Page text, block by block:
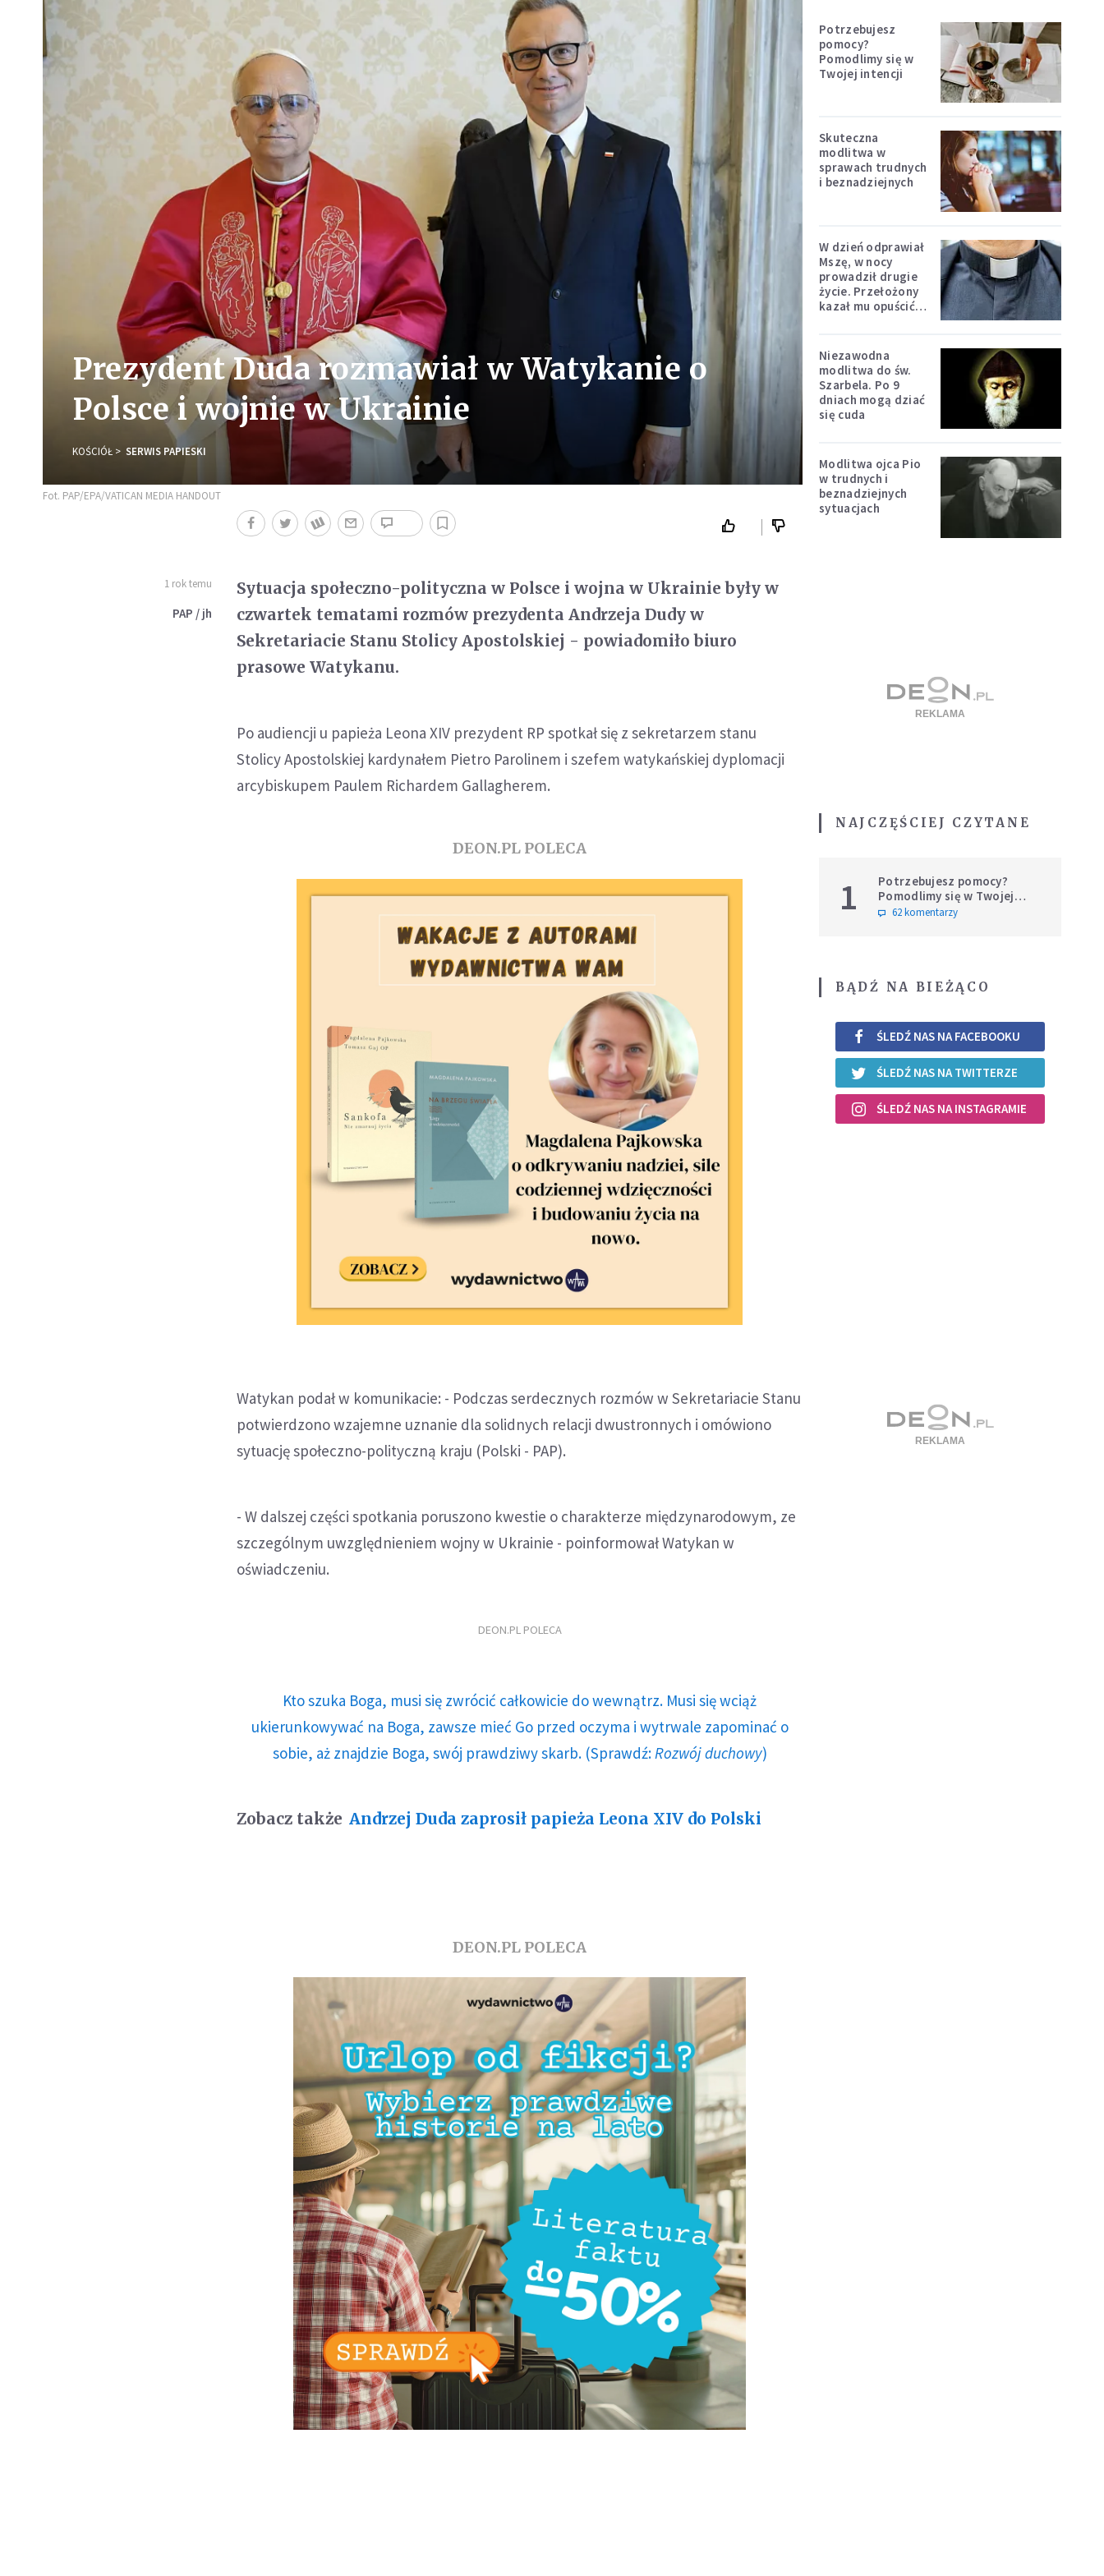
Prezydent Duda rozmawiał w Watykanie o
Polsce i wojnie w Ukrainie
KOŚCIÓŁ SERWIS PAPIESKI
Fot. PAP/EPA/VATICAN MEDIA HANDOUT
1 rok temu
PAP / jh
Sytuacja społeczno-polityczna w Polsce i wojna w Ukrainie były w
czwartek tematami rozmów prezydenta Andrzeja Dudy w
Sekretariacie Stanu Stolicy Apostolskiej - powiadomiło biuro
prasowe Watykanu.
Po audiencji u papieża Leona XIV prezydent RP spotkał się z sekretarzem stanu
Stolicy Apostolskiej kardynałem Pietro Parolinem i szefem watykańskiej dyplomacji
arcybiskupem Paulem Richardem Gallagherem.
DEON.PL POLECA
Watykan podał w komunikacie: - Podczas serdecznych rozmów w Sekretariacie Stanu
potwierdzono wzajemne uznanie dla solidnych relacji dwustronnych i omówiono
sytuację społeczno-polityczną kraju (Polski - PAP).
- W dalszej części spotkania poruszono kwestie o charakterze międzynarodowym, ze
szczególnym uwzględnieniem wojny w Ukrainie - poinformował Watykan w
oświadczeniu.
DEON.PL POLECA
Kto szuka Boga, musi się zwrócić całkowicie do wewnątrz. Musi się wciąż
ukierunkowywać na Boga, zawsze mieć Go przed oczyma i wytrwale zapominać o
sobie, aż znajdzie Boga, swój prawdziwy skarb. (Sprawdź: Rozwój duchowy)
Zobacz także Andrzej Duda zaprosił papieża Leona XIV do Polski
DEON.PL POLECA
Potrzebujesz
pomocy?
Pomodlimy się w
Twojej intencji
Skuteczna
modlitwa w
sprawach trudnych
i beznadziejnych
W dzień odprawiał
Mszę, w nocy
prowadził drugie
życie. Przełożony
kazał mu opuścić
Niezawodna
modlitwa do św.
Szarbela. Po 9
dniach mogą dziać
się cuda
Modlitwa ojca Pio
w trudnych i
beznadziejnych
sytuacjach
NAJCZĘŚCIEJ CZYTANE
1
Potrzebujesz pomocy?
Pomodlimy się w Twojej
intencji
62 komentarzy
BĄDŹ NA BIEŻĄCO
ŚLEDŹ NAS NA FACEBOOKU
ŚLEDŹ NAS NA TWITTERZE
ŚLEDŹ NAS NA INSTAGRAMIE